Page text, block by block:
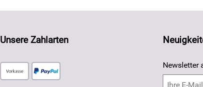
Unsere Zahlarten
Newsletter